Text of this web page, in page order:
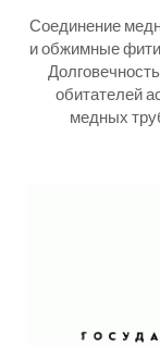
Соединение
и обжимные
обитателей
медных